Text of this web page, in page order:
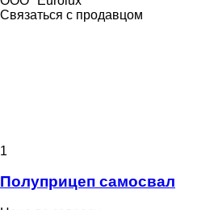
Связаться с продавцом
1
Полуприцеп самосвал